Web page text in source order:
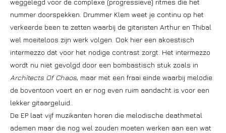
weggelegd voor de complexe (progressieve) ritmes die het
nummer doorspekken. Drummer Klem weet je continu op het
verkeerde been te zetten waarbij de gitaristen Arthur en Thibal
wel moeiteloos zijn werk volgen. Ook hier een akoestisch
intermezzo dat voor het nodige contrast zorgt. Het intermezzo
wordt nu niet gevolgd door een bombastisch stuk zoals in
Architects Of Chaos, maar met een fraai einde waarbij melodie
de boventoon voert en er nog even ruim aandacht is voor een
lekker gitaargeluid..
De EP laat vijf muzikanten horen die melodische deathmetal
ademen maar die nog wel zouden moeten werken aan een wat